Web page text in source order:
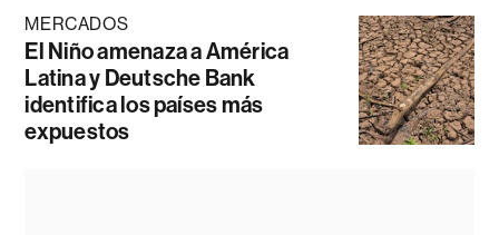
MERCADOS
El Niño amenaza a América
Latina y Deutsche Bank
identifica los países más
expuestos